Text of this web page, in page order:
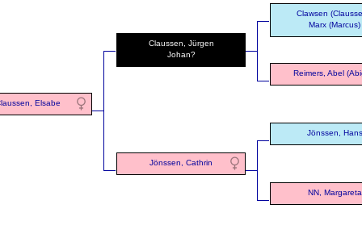
Elsabe
Claussen, Jürgen
Johan?
Clawsen
Marx (Marcus)
Reimers, Abel
Jönssen, Cathrin
Jönssen, Hans
NN, Margareta